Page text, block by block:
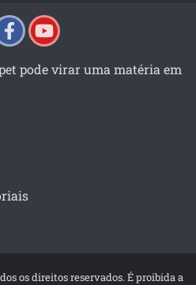
pode virar uma matéria em
os direitos reservados. É proibida a